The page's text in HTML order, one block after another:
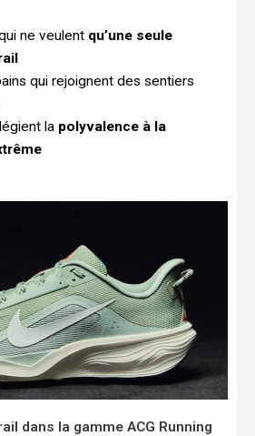
ne veulent qu’une seule
qui rejoignent des sentiers
la polyvalence à la
dans la gamme ACG Running